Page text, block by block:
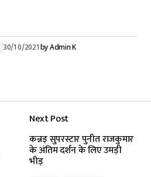
30/10/2021byAdmin K
Next Post
कन्नड़ सुपरस्टार पुनीत राजकुमार
के अंतिम दर्शन के लिए उमड़ी
भीड़